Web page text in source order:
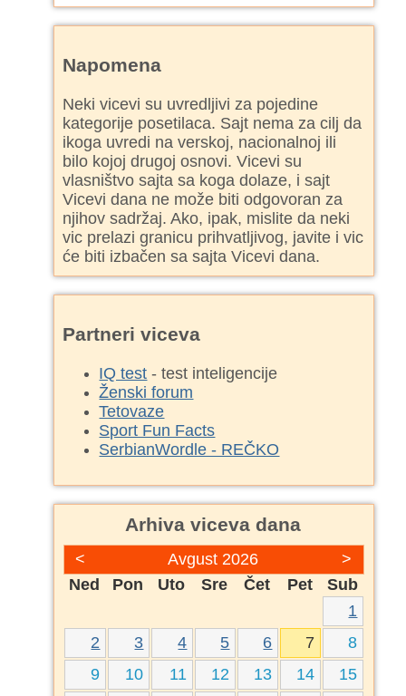
Napomena
Neki vicevi su uvredljivi za pojedine
kategorije posetilaca. Sajt nema za cilj da
ikoga uvredi na verskoj, nacionalnoj ili
bilo kojoj drugoj osnovi. Vicevi su
vlasništvo sajta sa koga dolaze, i sajt
Vicevi dana ne može biti odgovoran za
njihov sadržaj. Ako, ipak, mislite da neki
vic prelazi granicu prihvatljivog, javite i vic
će biti izbačen sa sajta Vicevi dana.
Partneri viceva
IQ test - test inteligencije
Ženski forum
Tetovaze
Sport Fun Facts
SerbianWordle - REČKO
Arhiva viceva dana
< >
Avgust 2026
Ned
Pon Uto Sre Čet Pet
Sub
1
2
3 4 5 6 7
8
9
10 11 12 13 14 15